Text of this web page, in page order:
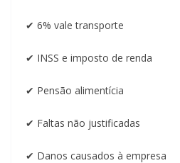
✔ 6% vale transporte
✔ INSS e imposto de renda
✔ Pensão alimentícia
✔ Faltas não justificadas
✔ Danos causados à empresa